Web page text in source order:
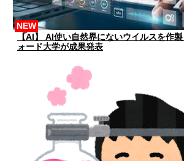
【AI】 AI使い自然界にないウイルスを作
ォード大学が成果発表
NEW